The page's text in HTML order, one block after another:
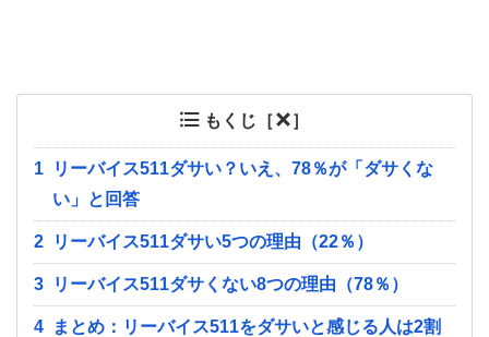
もくじ［ ］
1
リーバイス511ダサい？いえ、78％が「ダサくな
い」と回答
2 リーバイス511ダサい5つの理由（22％）
3 リーバイス511ダサくない8つの理由（78％）
4
まとめ：リーバイス511をダサいと感じる人は2割